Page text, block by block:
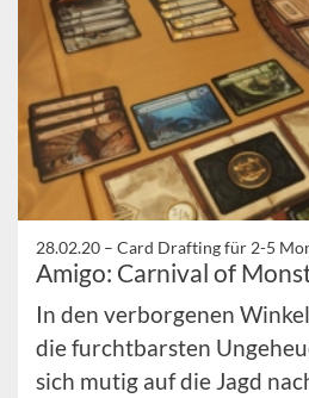
28.02.20 – Card Drafting für 2-5
Amigo: Carnival of
In den verborgenen
die furchtbarsten
sich mutig auf die Jagd